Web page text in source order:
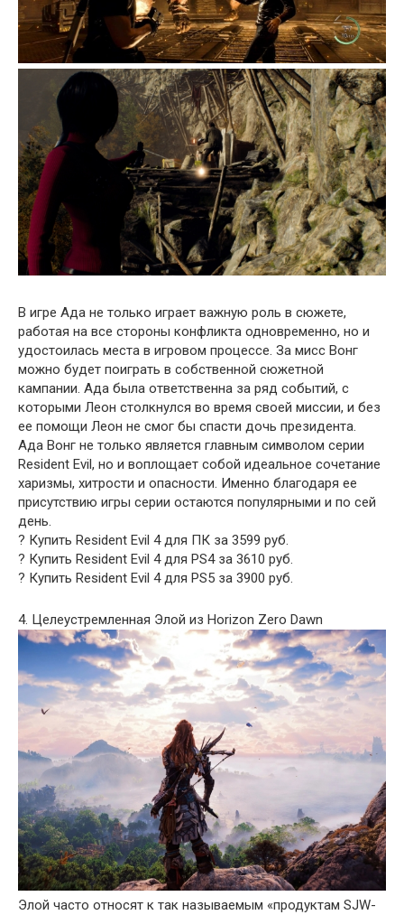
В игре Ада не только играет важную роль в сюжете,
работая на все стороны конфликта одновременно, но и
удостоилась места в игровом процессе. За мисс Вонг
можно будет поиграть в собственной сюжетной
кампании. Ада была ответственна за ряд событий, с
которыми Леон столкнулся во время своей миссии, и без
ее помощи Леон не смог бы спасти дочь президента.
Ада Вонг не только является главным символом серии
Resident Evil, но и воплощает собой идеальное сочетание
харизмы, хитрости и опасности. Именно благодаря ее
присутствию игры серии остаются популярными и по сей
день.
? Купить Resident Evil 4 для ПК за 3599 руб.
? Купить Resident Evil 4 для PS4 за 3610 руб.
? Купить Resident Evil 4 для PS5 за 3900 руб.
4. Целеустремленная Элой из Horizon Zero Dawn
Элой часто относят к так называемым «продуктам SJW-